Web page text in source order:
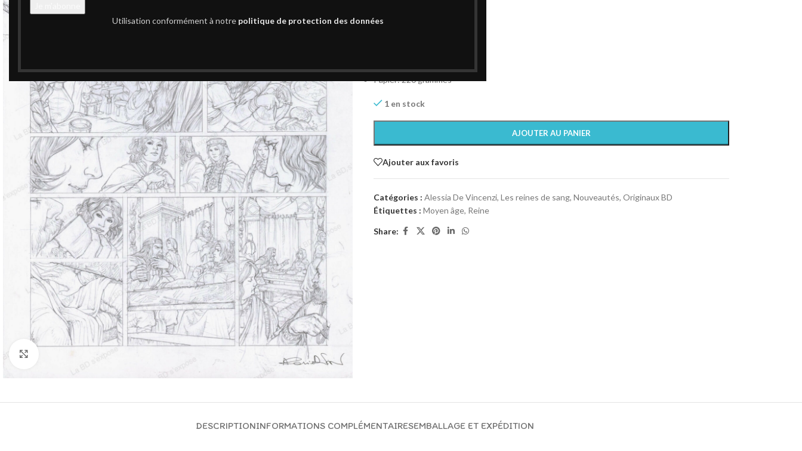
Utilisation conformément à notre politique de protection des données
Cliquez pour agrandir
Planche Originale Tome 1 P08
Papier: 220 grammes
1 en stock
AJOUTER AU PANIER
Ajouter aux favoris
Catégories : Alessia De Vincenzi, Les reines de sang, Nouveautés, Originaux BD
Étiquettes : Moyen âge, Reine
Share:
DESCRIPTIONINFORMATIONS COMPLÉMENTAIRESEMBALLAGE ET EXPÉDITION